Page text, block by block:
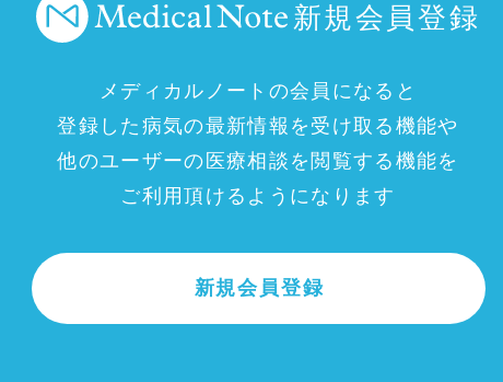
新規会員登録
メディカルノートの会員になると
登録した病気の最新情報を受け取る機能や
他のユーザーの医療相談を閲覧する機能を
ご利用頂けるようになります
新規会員登録